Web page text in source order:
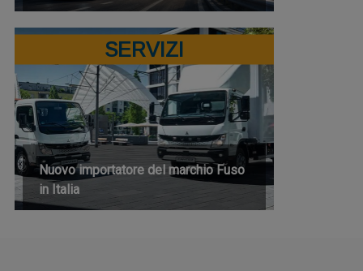
SERVIZI
Nuovo importatore del marchio Fuso
in Italia